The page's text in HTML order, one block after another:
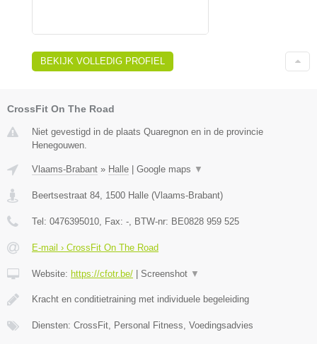
BEKIJK VOLLEDIG PROFIEL
CrossFit On The Road
Niet gevestigd in de plaats Quaregnon en in de provincie
Henegouwen.
Vlaams-Brabant » Halle Google maps ▼
Beertsestraat 84, 1500 Halle (Vlaams-Brabant)
Tel: 0476395010, Fax: -, BTW-nr: BE0828 959 525
E-mail › CrossFit On The Road
Website: https://cfotr.be/ Screenshot ▼
Kracht en conditietraining met individuele begeleiding
Diensten: CrossFit, Personal Fitness, Voedingsadvies